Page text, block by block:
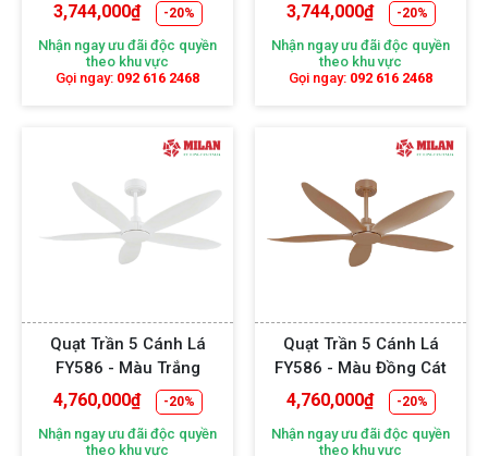
Quạt trần thiết kế không đèn có mẫu mã đa dạng, kiểu
dáng từ đơn giản, hiện đại,... để thích hợp với nhiều
từ các chất liệu cao cấp, màu sắc bắt mắt và vô cùng
an toàn cho người dùng. Cánh quạt được làm từ gỗ tự
nhiên nguyên khối, gỗ Plywood, cánh nhựa, ABS cao
cấp,... Thân quạt được làm từ chất liệu nhôm, Niken,
Mẫu quạt này không chỉ làm mát, lưu thông không khí
mà còn là sản phẩm trang trí nội thất bắt mắt, tạo điểm
nhấn cho không gian. Hơn thế, mẫu quạt trần này sử
dụng động cơ DC siêu tiết kiệm điện năng so với máy
3,744,000₫ -20%
Nhận ngay ưu đãi độc quyền
theo khu vực
Gọi ngay: 092 616 2468
3,744,000₫ -20%
Nhận ngay ưu đãi độc quyền
theo khu vực
Gọi ngay: 092 616 2468
Quạt Trần 5 Cánh Lá
FY586 - Màu Trắng
4,760,000₫ -20%
Nhận ngay ưu đãi độc quyền
theo khu vực
Quạt Trần 5 Cánh Lá
FY586 - Màu Đồng Cát
4,760,000₫ -20%
Nhận ngay ưu đãi độc quyền
theo khu vực